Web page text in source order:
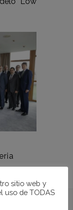
sitio web y
uso de TODAS